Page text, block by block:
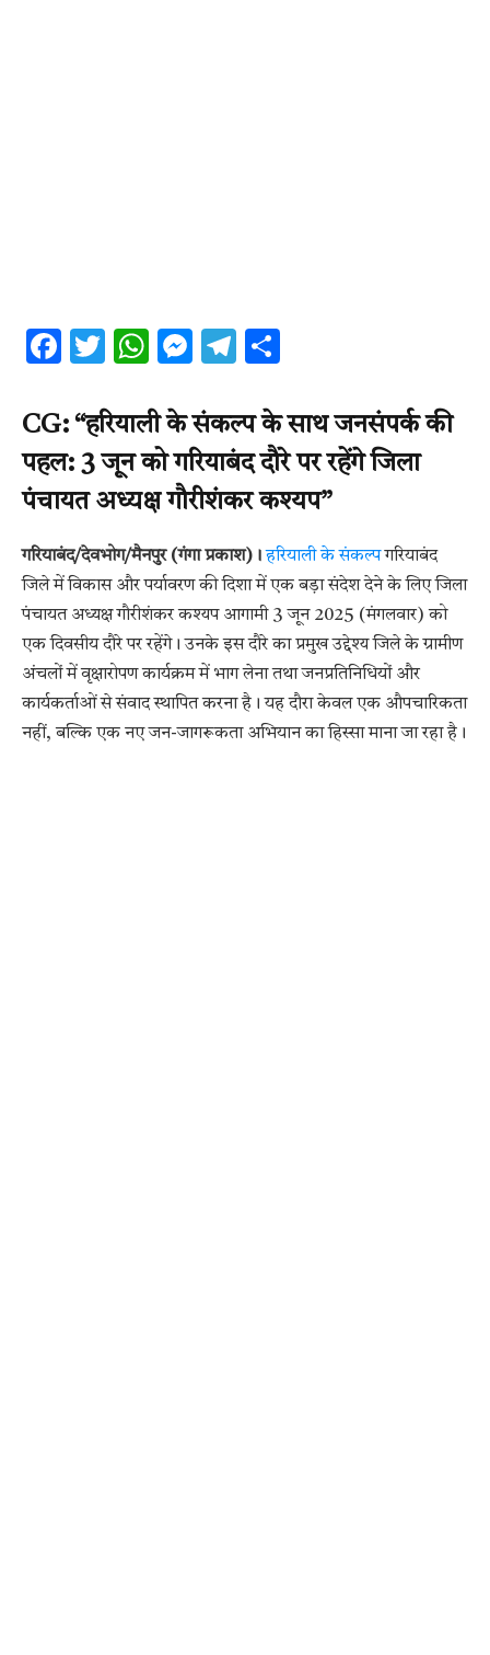
Facebook
Twitter
WhatsApp
Messenger
Telegram
CG: “हरियाली के संकल्प के साथ जनसंपर्क की
पहल: 3 जून को गरियाबंद दौरे पर रहेंगे जिला
पंचायत अध्यक्ष गौरीशंकर कश्यप”
गरियाबंद/देवभोग/मैनपुर (गंगा प्रकाश)।हरियाली के संकल्पगरियाबंद
जिले में विकास और पर्यावरण की दिशा में एक बड़ा संदेश देने के लिए जिला
पंचायत अध्यक्ष गौरीशंकर कश्यप आगामी 3 जून 2025 (मंगलवार) को
एक दिवसीय दौरे पर रहेंगे। उनके इस दौरे का प्रमुख उद्देश्य जिले के ग्रामीण
अंचलों में वृक्षारोपण कार्यक्रम में भाग लेना तथा जनप्रतिनिधियों और
कार्यकर्ताओं से संवाद स्थापित करना है। यह दौरा केवल एक औपचारिकता
नहीं, बल्कि एक नए जन-जागरूकता अभियान का हिस्सा माना जा रहा है।